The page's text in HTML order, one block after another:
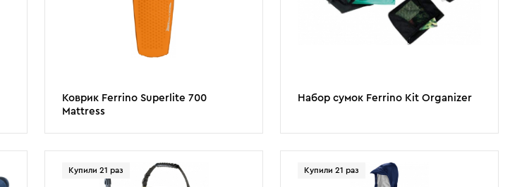
Коврик Ferrino Superlite 700
Mattress
Набор сумок Ferrino Kit Organizer
Купили 21 раз Купили 21 раз